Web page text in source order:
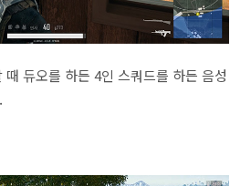
듀오를 하든 4인 스쿼드를 하든 음성